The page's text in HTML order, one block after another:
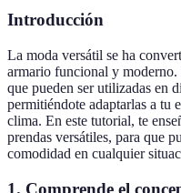
Introducción
La moda versátil se ha
armario funcional y moderno.
que pueden ser utilizadas en
permitiéndote adaptarlas a tu
clima. En este tutorial, te
prendas versátiles, para que
comodidad en cualquier
1. Comprende el